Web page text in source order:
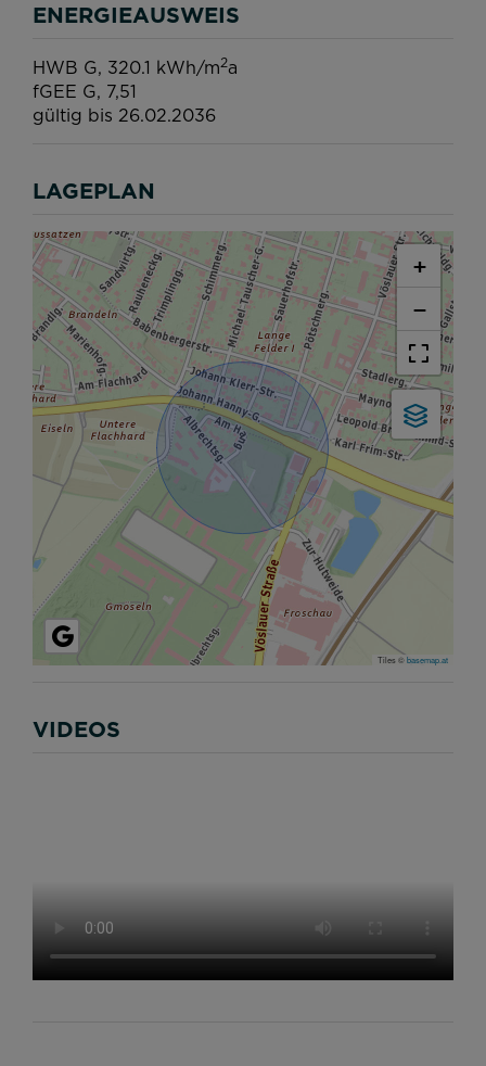
ENERGIEAUSWEIS
HWB G, 320.1 kWh/m2a
fGEE G, 7,51
gültig bis 26.02.2036
LAGEPLAN
+
−
Tiles ©basemap.at
VIDEOS